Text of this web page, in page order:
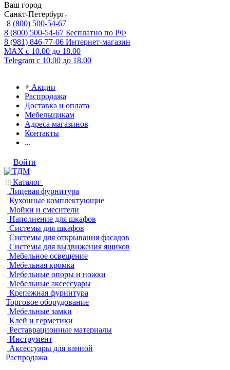
Ваш город
Санкт-Петербург
8 (800) 500-54-67
8 (800) 500-54-67 Бесплатно по РФ
8 (981) 846-77-06 Интернет-магазин
MAX с 10.00 до 18.00
Telegram с 10.00 до 18.00
Акции
Распродажа
Доставка и оплата
Мебельщикам
Адреса магазинов
Контакты
...
Войти
Каталог
Лицевая фурнитура
Кухонные комплектующие
Мойки и смесители
Наполнение для шкафов
Системы для шкафов
Системы для открывания фасадов
Системы для выдвижения ящиков
Мебельное освещение
Мебельная кромка
Мебельные опоры и ножки
Мебельные аксессуары
Крепежная фурнитура
Торговое оборудование
Мебельные замки
Клей и герметики
Реставрационные материалы
Инструмент
Аксессуары для ванной
Распродажа